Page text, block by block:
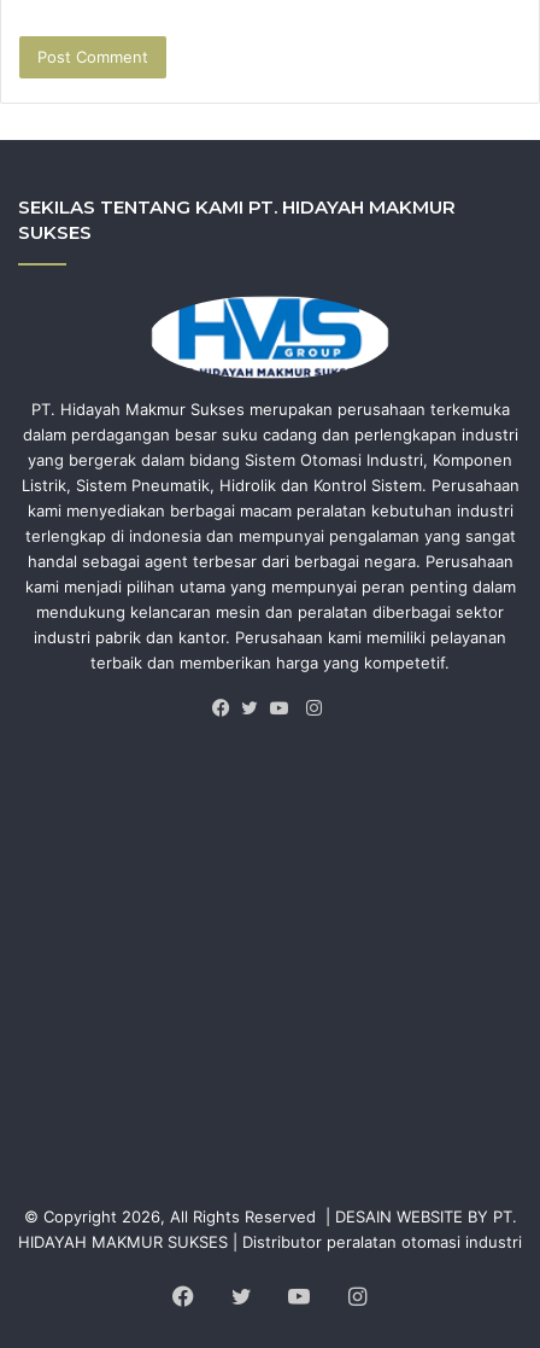
SEKILAS TENTANG KAMI PT. HIDAYAH MAKMUR
SUKSES
PT. Hidayah Makmur Sukses merupakan perusahaan terkemuka
dalam perdagangan besar suku cadang dan perlengkapan industri
yang bergerak dalam bidang Sistem Otomasi Industri, Komponen
Listrik, Sistem Pneumatik, Hidrolik dan Kontrol Sistem. Perusahaan
kami menyediakan berbagai macam peralatan kebutuhan industri
terlengkap di indonesia dan mempunyai pengalaman yang sangat
handal sebagai agent terbesar dari berbagai negara. Perusahaan
kami menjadi pilihan utama yang mempunyai peran penting dalam
mendukung kelancaran mesin dan peralatan diberbagai sektor
industri pabrik dan kantor. Perusahaan kami memiliki pelayanan
terbaik dan memberikan harga yang kompetetif.
Instagram
© Copyright 2026, All Rights Reserved | DESAIN WEBSITE BY PT.
HIDAYAH MAKMUR SUKSES | Distributor peralatan otomasi industri
Facebook
TwitterYouTubeInstagram